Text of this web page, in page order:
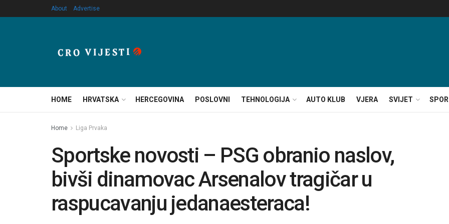
About Advertise
HOME HRVATSKA HERCEGOVINA POSLOVNI TEHNOLOGIJA AUTO KLUB VJERA SVIJET
Home Liga Prvaka
Sportske novosti – PSG obranio naslov,
bivši dinamovac Arsenalov tragičar u
raspucavanju jedanaesteraca!